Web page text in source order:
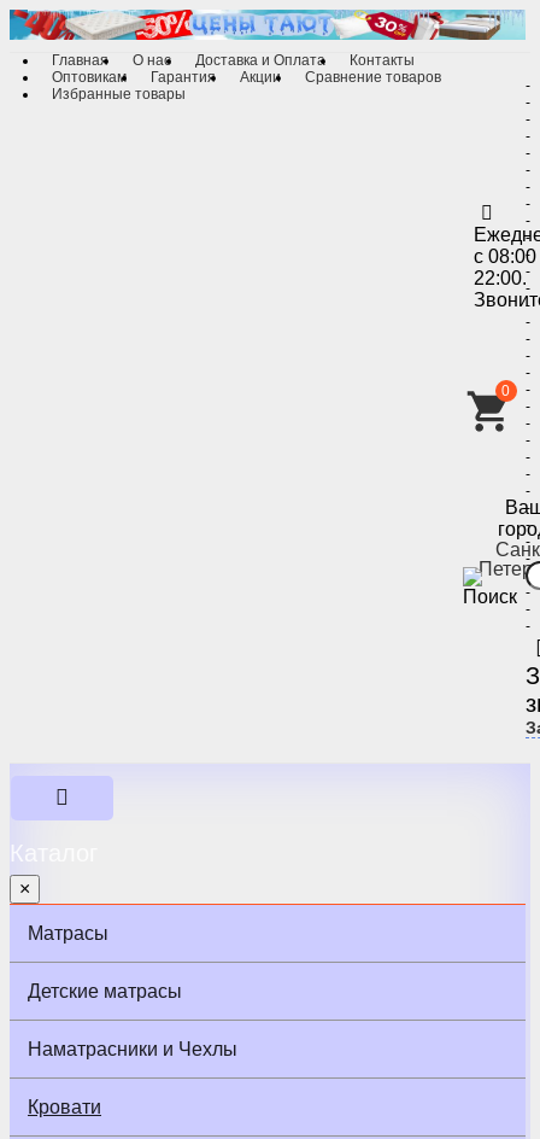
Главная О нас Доставка и Оплата
Контакты
Оптовикам
Гарантия Акции
Сравнение товаров
Избранные товары
с
22:00.
-
-
-
-
-
-
-
-
-
-
-
-
-
-
-
-
-
-
-
-
-
-
-
-
-
-
-
-
-
-
-
-
-
0
Каталог
×
Матрасы
Детские матрасы
Наматрасники и Чехлы
Кровати